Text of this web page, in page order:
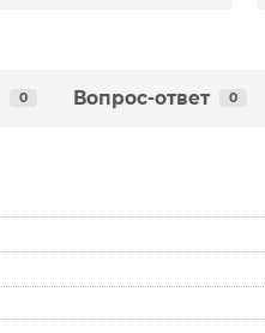
0 Вопрос-ответ 0